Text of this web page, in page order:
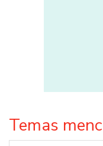
Temas